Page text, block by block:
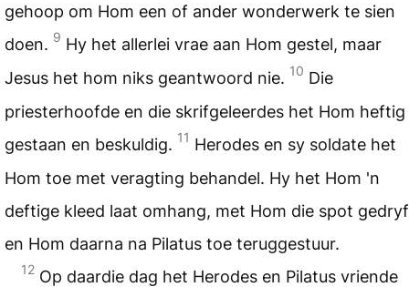
gehoop om Hom een of ander wonderwerk te sien
doen. 9 Hy het allerlei vrae aan Hom gestel, maar
Jesus het hom niks geantwoord nie. 10 Die
priesterhoofde en die skrifgeleerdes het Hom heftig
gestaan en beskuldig. 11 Herodes en sy soldate het
Hom toe met veragting behandel. Hy het Hom 'n
deftige kleed laat omhang, met Hom die spot gedryf
en Hom daarna na Pilatus toe teruggestuur.
12 Op daardie dag het Herodes en Pilatus vriende